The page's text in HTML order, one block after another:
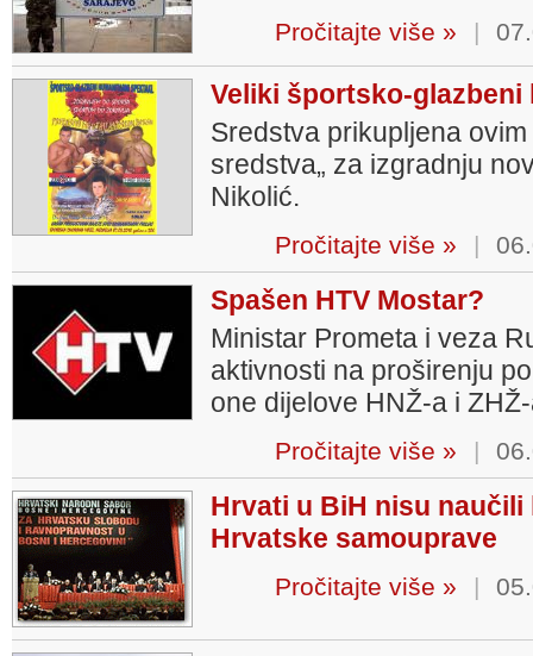
Pročitajte više » |
Veliki športsko-
Sredstva prikupljena
sredstva„ za izgradnju
Nikolić.
Pročitajte više » |
Spašen HTV Mostar?
Ministar Prometa i veza
aktivnosti na proširenju
one dijelove HNŽ-a i
Pročitajte više » |
Hrvati u BiH nisu
Hrvatske samouprave
Pročitajte više » |